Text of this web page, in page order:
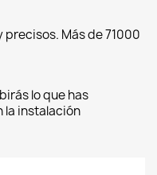
Más de 71000
lo que has
la instalación